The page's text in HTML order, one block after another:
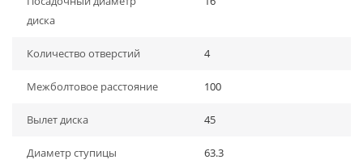
диска
Количество отверстий 4
Межболтовое расстояние 100
Вылет диска 45
Диаметр ступицы 63.3